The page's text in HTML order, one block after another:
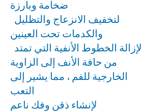
ضخامة وبارزة
والكدمات تحت العينين
من حافة الأنف إلى الزاوية
الخارجية للفم ، مما يشير إلى
لإنشاء ذقن وفك ناعم